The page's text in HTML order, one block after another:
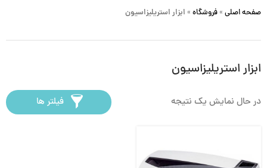
صفحه اصلی » فروشگاه » ابزار استریلیزاسیون
ابزار استریلیزاسیون
در حال نمایش یک نتیجه فیلتر ها